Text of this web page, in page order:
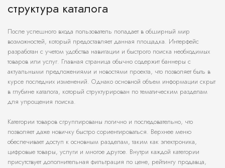
структура каталога
После успешного входа пользователь попадает в обширный мир
возможностей, который предоставляет данная площадка. Интерфейс
разработан с учетом удобства навигации и быстрого поиска необходимых
товаров или услуг. Главная страница обычно содержит баннеры с
актуальными предложениями и новостями проекта, что позволяет быть в
курсе последних изменений. Однако основной объем информации скрыт
в глубине каталога, который структурирован по тематическим разделам
для упрощения поиска.
Категории товаров сгруппированы логично и последовательно, что
позволяет даже новичку быстро сориентироваться. Верхнее меню
обеспечивает доступ к основным разделам, таким как электроника,
цифровые товары, услуги и многое другое. Внутри каждой категории
присутствует дополнительная фильтрация по цене, рейтингу продавца,